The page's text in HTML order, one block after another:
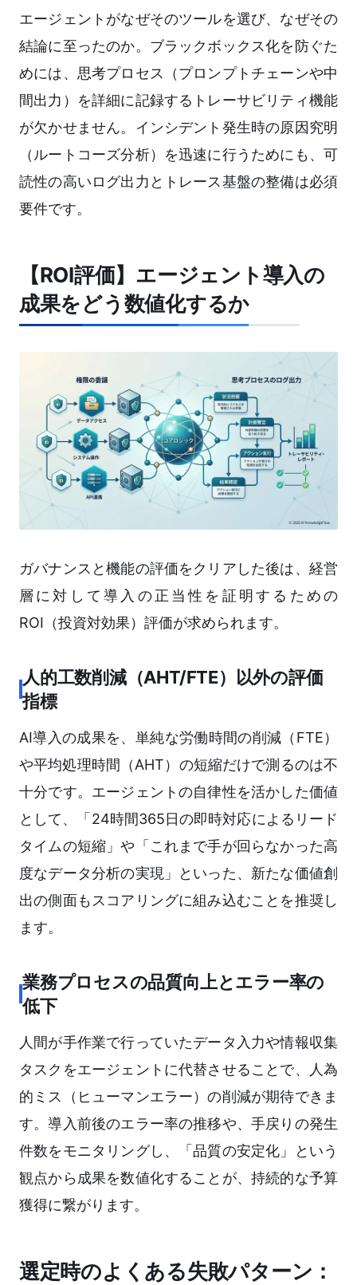
エージェントがなぜそのツールを選び、なぜその
結論に至ったのか。ブラックボックス化を防ぐた
めには、思考プロセス（プロンプトチェーンや中
間出力）を詳細に記録するトレーサビリティ機能
が欠かせません。インシデント発生時の原因究明
（ルートコーズ分析）を迅速に行うためにも、可
読性の高いログ出力とトレース基盤の整備は必須
要件です。
【ROI評価】エージェント導入の
成果をどう数値化するか
ガバナンスと機能の評価をクリアした後は、経営
層に対して導入の正当性を証明するための
ROI（投資対効果）評価が求められます。
人的工数削減（AHT/FTE）以外の評価
指標
AI導入の成果を、単純な労働時間の削減（FTE）
や平均処理時間（AHT）の短縮だけで測るのは不
十分です。エージェントの自律性を活かした価値
として、「24時間365日の即時対応によるリード
タイムの短縮」や「これまで手が回らなかった高
度なデータ分析の実現」といった、新たな価値創
出の側面もスコアリングに組み込むことを推奨し
ます。
業務プロセスの品質向上とエラー率の
低下
人間が手作業で行っていたデータ入力や情報収集
タスクをエージェントに代替させることで、人為
的ミス（ヒューマンエラー）の削減が期待できま
す。導入前後のエラー率の推移や、手戻りの発生
件数をモニタリングし、「品質の安定化」という
観点から成果を数値化することが、持続的な予算
獲得に繋がります。
選定時のよくある失敗パターン：